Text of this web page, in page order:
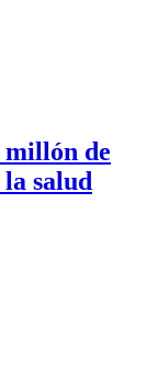
millón de
salud